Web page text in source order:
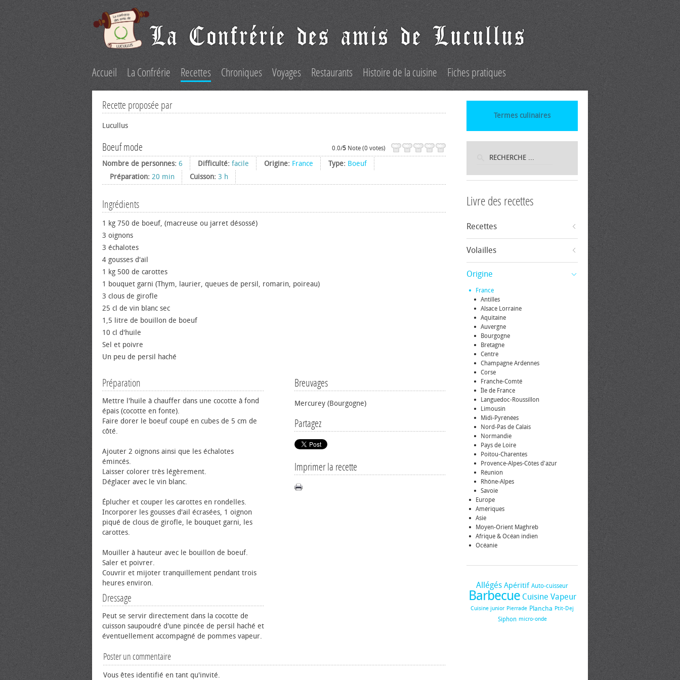
Accueil La Confrérie Recettes Chroniques Voyages Restaurants Histoire de la cuisine Fiches pratiques
Recette proposée par
Lucullus
Boeuf mode 0.0/5 Note (0 votes)
Nombre de personnes: 6 Difficulté: facile Origine: France Type: Boeuf
Préparation: 20 min Cuisson: 3 h
Ingrédients
1 kg 750 de bœuf, (macreuse ou jarret désossé)
3 oignons
3 échalotes
4 gousses d'ail
1 kg 500 de carottes
1 bouquet garni (Thym, laurier, queues de persil, romarin, poireau)
3 clous de girofle
25 cl de vin blanc sec
1,5 litre de bouillon de bœuf
10 cl d'huile
Sel et poivre
Un peu de persil haché
Breuvages
Mercurey (Bourgogne)
Partagez
Imprimer la recette
Préparation
Mettre l'huile à chauffer dans une cocotte à fond
épais (cocotte en fonte).
Faire dorer le bœuf coupé en cubes de 5 cm de
côté.
Ajouter 2 oignons ainsi que les échalotes
émincés.
Laisser colorer très légèrement.
Déglacer avec le vin blanc.
Éplucher et couper les carottes en rondelles.
Incorporer les gousses d'ail écrasées, 1 oignon
piqué de clous de girofle, le bouquet garni, les
carottes.
Mouiller à hauteur avec le bouillon de bœuf.
Saler et poivrer.
Couvrir et mijoter tranquillement pendant trois
heures environ.
Dressage
Peut se servir directement dans la cocotte de
cuisson saupoudré d'une pincée de persil haché et
éventuellement accompagné de pommes vapeur.
Poster un commentaire
Vous êtes identifié en tant qu'invité.
Termes culinaires
Livre des recettes
Recettes
Volailles
Origine
France
Antilles
Alsace Lorraine
Aquitaine
Auvergne
Bourgogne
Bretagne
Centre
Champagne Ardennes
Corse
Franche-Comté
Île de France
Languedoc-Roussillon
Limousin
Midi-Pyrénées
Nord-Pas de Calais
Normandie
Pays de Loire
Poitou-Charentes
Provence-Alpes-Côtes d'azur
Réunion
Rhône-Alpes
Savoie
Europe
Amériques
Asie
Moyen-Orient Maghreb
Afrique & Océan indien
Océanie
Allégés Apéritif Auto-cuisseur
Barbecue Cuisine Vapeur
Cuisine junior Pierrade Plancha Ptit-Dej
Siphon micro-onde